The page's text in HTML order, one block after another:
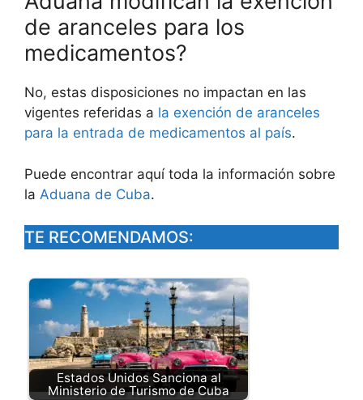
de aranceles para los
medicamentos?
No, estas disposiciones no impactan en las
vigentes referidas a la exención de aranceles
para la entrada de medicamentos al país.
Puede encontrar aquí toda la información sobre
la Aduana de Cuba.
TE RECOMENDAMOS:
Estados Unidos Sanciona al
Ministerio de Turismo de Cuba